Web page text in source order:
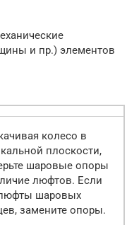
и пр.) элементов
колесо в
плоскости,
шаровые опоры
люфтов. Если
шаровых
замените опоры.